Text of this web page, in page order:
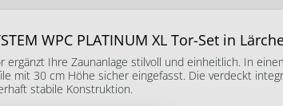
WPC PLATINUM XL Tor-Set in
ergänzt Ihre Zaunanlage stilvoll und einheitlich. In
mit 30 cm Höhe sicher eingefasst. Die verdeckt
stabile Konstruktion.